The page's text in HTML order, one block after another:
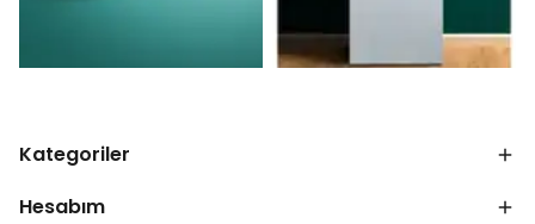
Kategoriler
Hesabım